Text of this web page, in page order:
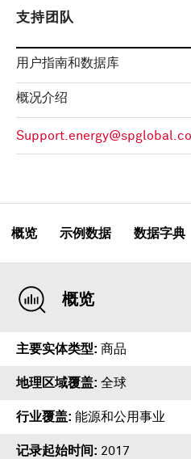
支持团队
用户指南和数据库
概况介绍
概览 示例数据 数据字典
概览
主要实体类型 商品
地理区域覆盖 全球
行业覆盖 能源和公用事业
记录起始时间 2017